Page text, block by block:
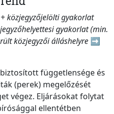
közjegyzőjelölti gyakorlat
gyakorlat (min.
közjegyzői álláshelyre ➡️
függetlensége és
(perek) megelőzését
végez. Eljárásokat folytat
ellentétben